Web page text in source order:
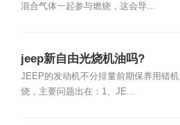
混合气体一起参与燃烧，这会导...
jeep新自由光烧机油吗?
JEEP的发动机不分排量前期保养用错
烧，主要问题出在：1、JE...